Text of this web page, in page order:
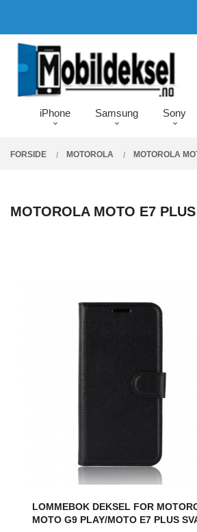
innholdet
iPhone Samsung Sony
FORSIDE MOTOROLA MOTOROLA
MOTOROLA MOTO E7
LOMMEBOK DEKSEL FOR
MOTO G9 PLAY/MOTO E7 PLUS